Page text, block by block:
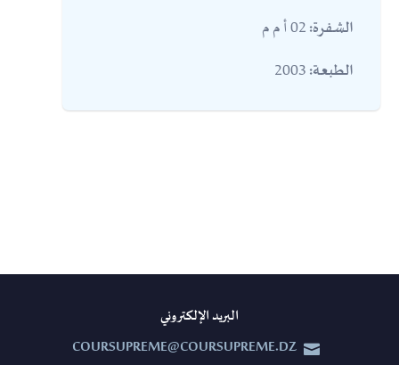
الشفرة:
الطبعة:
البريد الإلكتروني


COURSUPREME@COURSUPREME.DZ